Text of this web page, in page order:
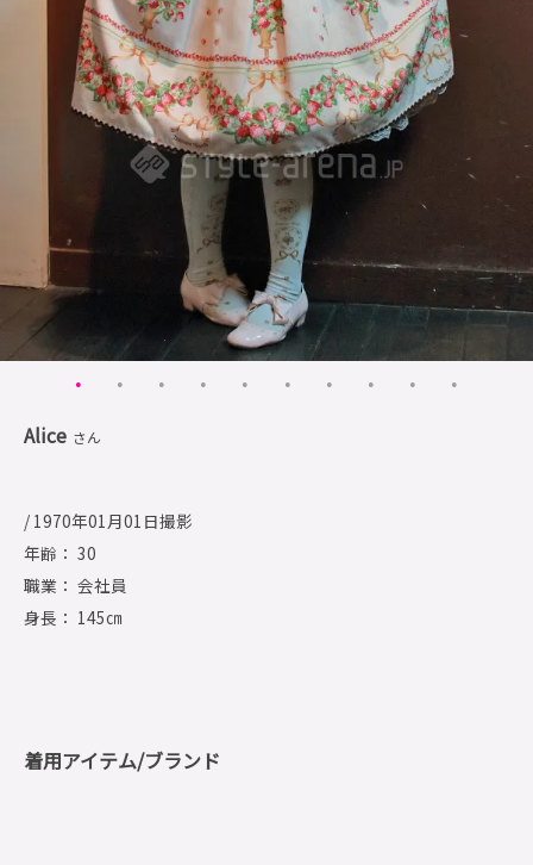
Alice さん
/ 1970年01月01日撮影
年齢： 30
職業： 会社員
身長： 145㎝
着用アイテム/ブランド